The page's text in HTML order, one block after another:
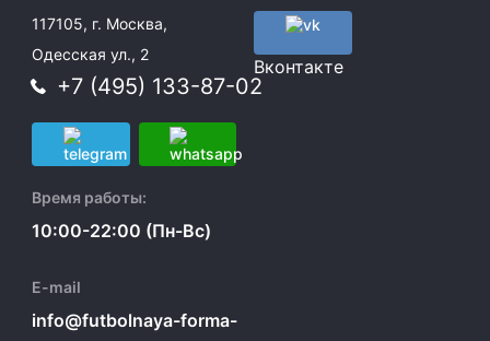
117105, г. Москва,
Одесская ул., 2
+7 (495) 133-87-02
Время работы:
10:00-22:00 (Пн-Вс)
E-mail
info@futbolnaya-forma-
Вконтакте